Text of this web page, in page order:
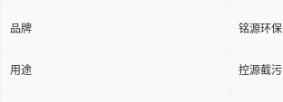
品牌 铭源环保
用途 控源截污